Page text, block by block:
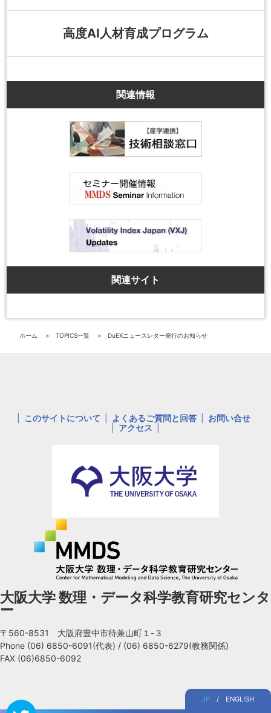
高度AI人材育成プログラム
関連情報
関連サイト
ホーム TOPICS一覧 DuEXニュースレター発行のお知らせ
このサイトについて よくあるご質問と回答
お問い合せ
アクセス
大阪大学 数理・データ科学教育研究センタ
ー
〒560-8531 大阪府豊中市待兼山町１-３
Phone (06) 6850-6091(代表) / (06) 6850-6279(教務関係)
FAX (06)6850-6092
JP / ENGLISH